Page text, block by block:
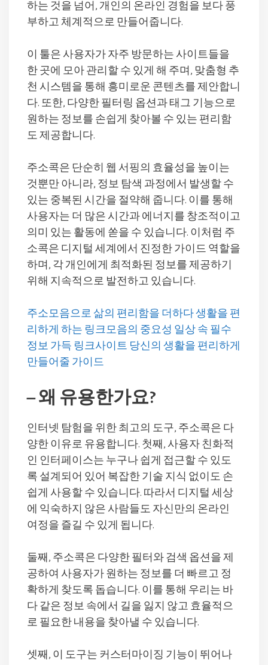
하는 것을 넘어, 개인의 온라인 경험을 보다 풍
부하고 체계적으로 만들어줍니다.
이 툴은 사용자가 자주 방문하는 사이트들을
한 곳에 모아 관리할 수 있게 해 주며, 맞춤형 추
천 시스템을 통해 흥미로운 콘텐츠를 제안합니
다. 또한, 다양한 필터링 옵션과 태그 기능으로
원하는 정보를 손쉽게 찾아볼 수 있는 편리함
도 제공합니다.
주소콕은 단순히 웹 서핑의 효율성을 높이는
것뿐만 아니라, 정보 탐색 과정에서 발생할 수
있는 중복된 시간을 절약해 줍니다. 이를 통해
사용자는 더 많은 시간과 에너지를 창조적이고
의미 있는 활동에 쏟을 수 있습니다. 이처럼 주
소콕은 디지털 세계에서 진정한 가이드 역할을
하며, 각 개인에게 최적화된 정보를 제공하기
위해 지속적으로 발전하고 있습니다.
주소모음으로 삶의 편리함을 더하다 생활을 편
리하게 하는 링크모음의 중요성 일상 속 필수
정보 가득 링크사이트 당신의 생활을 편리하게
만들어줄 가이드
– 왜 유용한가요?
인터넷 탐험을 위한 최고의 도구, 주소콕은 다
양한 이유로 유용합니다. 첫째, 사용자 친화적
인 인터페이스는 누구나 쉽게 접근할 수 있도
록 설계되어 있어 복잡한 기술 지식 없이도 손
쉽게 사용할 수 있습니다. 따라서 디지털 세상
에 익숙하지 않은 사람들도 자신만의 온라인
여정을 즐길 수 있게 됩니다.
둘째, 주소콕은 다양한 필터와 검색 옵션을 제
공하여 사용자가 원하는 정보를 더 빠르고 정
확하게 찾도록 돕습니다. 이를 통해 우리는 바
다 같은 정보 속에서 길을 잃지 않고 효율적으
로 필요한 내용을 찾아낼 수 있습니다.
셋째, 이 도구는 커스터마이징 기능이 뛰어나